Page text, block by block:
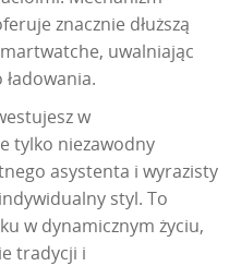
znacznie dłuższą
uwalniając
w
tylko niezawodny
asystenta i wyrazisty
styl. To
w dynamicznym życiu,
tradycji i